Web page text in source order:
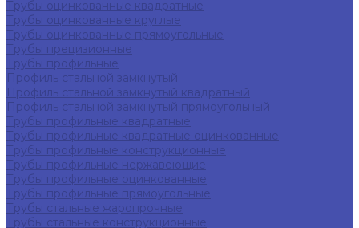
Трубы оцинкованные квадратные
Трубы оцинкованные круглые
Трубы оцинкованные прямоугольные
Трубы прецизионные
Трубы профильные
Профиль стальной замкнутый
Профиль стальной замкнутый квадратный
Профиль стальной замкнутый прямоугольный
Трубы профильные квадратные
Трубы профильные квадратные оцинкованные
Трубы профильные конструкционные
Трубы профильные нержавеющие
Трубы профильные оцинкованные
Трубы профильные прямоугольные
Трубы стальные жаропрочные
Трубы стальные конструкционные